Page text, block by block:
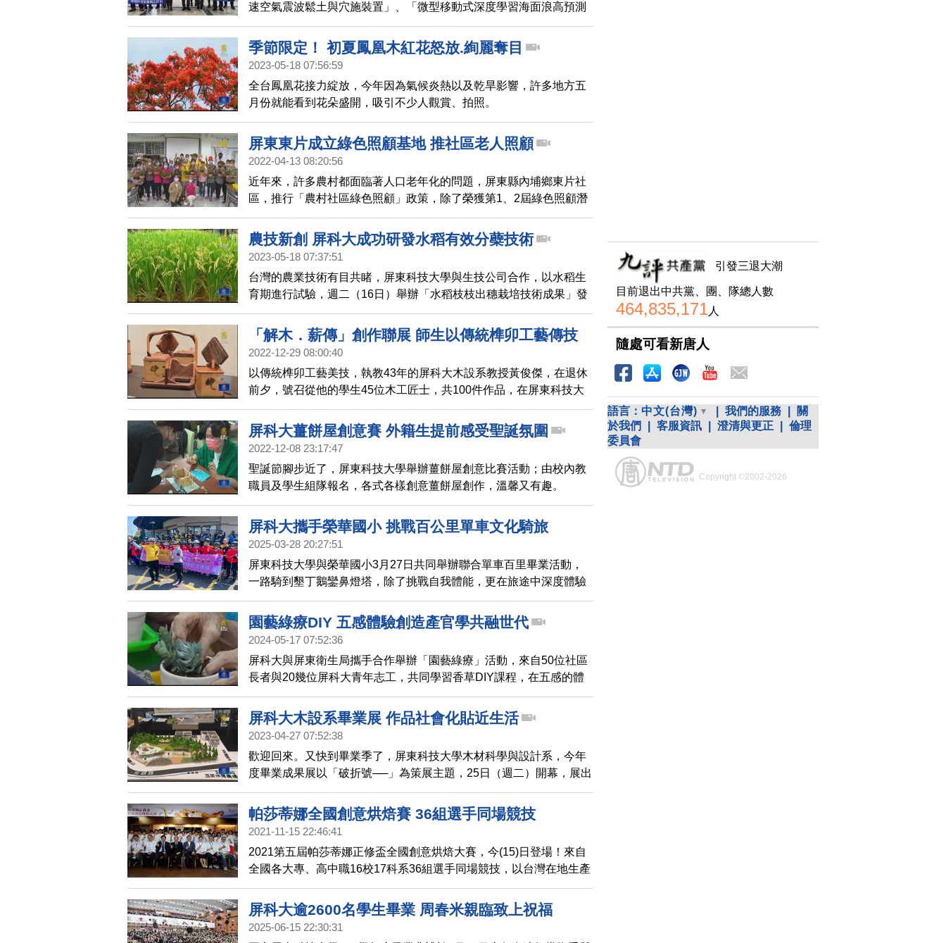
速空氣震波鬆土與穴施裝置」、「微型移動式深度學習海面浪高預測
系統」兩項作品，在「2023第17屆波蘭國際發明展」中，榮獲兩面金
牌獎及特殊貢獻獎，今天（10日）在屏科大智慧農機中心三樓進行成
果發表。
季節限定！ 初夏鳳凰木紅花怒放.絢麗奪目
2023-05-18 07:56:59
全台鳳凰花接力綻放，今年因為氣候炎熱以及乾旱影響，許多地方五
月份就能看到花朵盛開，吸引不少人觀賞、拍照。
屏東東片成立綠色照顧基地 推社區老人照顧
2022-04-13 08:20:56
近年來，許多農村都面臨著人口老年化的問題，屏東縣內埔鄉東片社
區，推行「農村社區綠色照顧」政策，除了榮獲第1、2屆綠色照顧潛
力獎，近日更成為水保局臺南分局的南區示範社區，今年4月新成立東
片寶石綠色照顧基地，希望推動農村綠色照顧，讓長者安享老年生
活。
農技新創 屏科大成功研發水稻有效分蘗技術
2023-05-18 07:37:51
台灣的農業技術有目共睹，屏東科技大學與生技公司合作，以水稻生
育期進行試驗，週二（16日）舉辦「水稻枝枝出穗栽培技術成果」發
表會，這項技術不僅可提高產量及品質，對土壤和生態環境也更友
善。
「解木．薪傳」創作聯展 師生以傳統榫卯工藝傳技
2022-12-29 08:00:40
以傳統榫卯工藝美技，執教43年的屏科大木設系教授黃俊傑，在退休
前夕，號召從他的學生45位木工匠士，共100件作品，在屏東科技大
學圖書館舉辦創作聯展，串聯師徒相聚與精神的傳承，也是文化的延
續。透過鏡頭一起去看看。
屏科大薑餅屋創意賽 外籍生提前感受聖誕氛圍
2022-12-08 23:17:47
聖誕節腳步近了，屏東科技大學舉辦薑餅屋創意比賽活動；由校內教
職員及學生組隊報名，各式各樣創意薑餅屋創作，溫馨又有趣。
屏科大攜手榮華國小 挑戰百公里單車文化騎旅
2025-03-28 20:27:51
屏東科技大學與榮華國小3月27日共同舉辦聯合單車百里畢業活動，
一路騎到墾丁鵝鑾鼻燈塔，除了挑戰自我體能，更在旅途中深度體驗
屏東族群文化的獨特魅力與穿透力，感受原住民族、平埔族群與客
家、閩南等文化交織而成的融合景象與多元風貌。
園藝綠療DIY 五感體驗創造產官學共融世代
2024-05-17 07:52:36
屏科大與屏東衛生局攜手合作舉辦「園藝綠療」活動，來自50位社區
長者與20幾位屏科大青年志工，共同學習香草DIY課程，在五感的體
驗下，完成自己最滿意的作品。
屏科大木設系畢業展 作品社會化貼近生活
2023-04-27 07:52:38
歡迎回來。又快到畢業季了，屏東科技大學木材科學與設計系，今年
度畢業成果展以「破折號──」為策展主題，25日（週二）開幕，展出
30件作品及研究成果，融合了木材科學與工藝技術，讓與會嘉賓驚
豔。
帕莎蒂娜全國創意烘焙賽 36組選手同場競技
2021-11-15 22:46:41
2021第五屆帕莎蒂娜正修盃全國創意烘焙大賽，今(15)日登場！來自
全國各大專、高中職16校17科系36組選手同場競技，以台灣在地生產
的農特產為食材參賽，經過一番競技，由屏東科技大學及亞洲餐旅學
校分別摘大專組及高中職組金牌。
屏科大逾2600名學生畢業 周春米親臨致上祝福
2025-06-15 22:30:31
引發三退大潮
目前退出中共黨、團、隊總人數
464,835,171人
隨處可看新唐人
語言： 中文(台灣) 我們的服務
關
於我們
客服資訊 澄清與更正
倫理
委員會
Copyright ©2002-2026